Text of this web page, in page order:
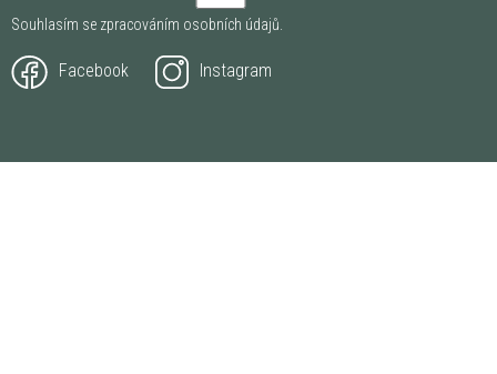
Souhlasím se zpracováním osobních údajů.
Facebook Instagram